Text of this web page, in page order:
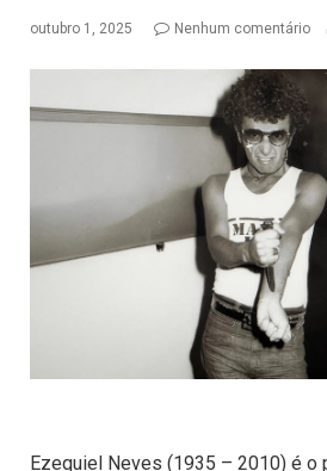
outubro 1, 2025 Nenhum comentário
Ezequiel Neves (1935 – 2010) é o